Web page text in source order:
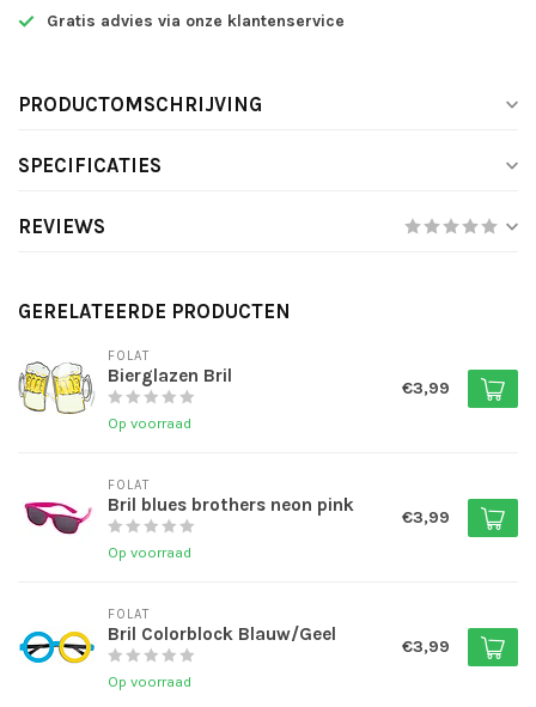
Gratis advies via onze klantenservice
PRODUCTOMSCHRIJVING
SPECIFICATIES
REVIEWS
GERELATEERDE PRODUCTEN
FOLAT
Bierglazen Bril
Op voorraad
€3,99
FOLAT
Bril blues brothers neon pink
Op voorraad
€3,99
FOLAT
Bril Colorblock Blauw/Geel
Op voorraad
€3,99